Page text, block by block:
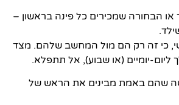
הבחורה שמכירים כל פינה בראשון –
כי זה רק הם מול המחשב שלהם. מצד
ליום-יומיים (או שבוע), אל תתפלא.
שהם באמת מבינים את הראש של